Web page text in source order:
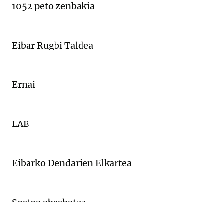
1052 peto zenbakia
Eibar Rugbi Taldea
Ernai
LAB
Eibarko Dendarien Elkartea